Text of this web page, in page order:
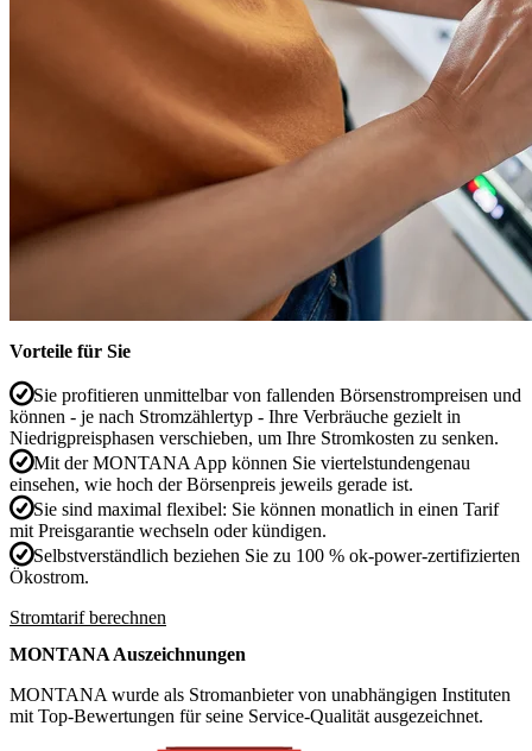
Vorteile für Sie
Sie profitieren unmittelbar von fallenden Börsenstrompreisen und
können - je nach Stromzählertyp - Ihre Verbräuche gezielt in
Niedrigpreisphasen verschieben, um Ihre Stromkosten zu senken.
Mit der MONTANA App können Sie viertelstundengenau
einsehen, wie hoch der Börsenpreis jeweils gerade ist.
Sie sind maximal flexibel: Sie können monatlich in einen Tarif
mit Preisgarantie wechseln oder kündigen.
Selbstverständlich beziehen Sie zu 100 % ok-power-zertifizierten
Ökostrom.
Stromtarif berechnen
MONTANA Auszeichnungen
MONTANA wurde als Stromanbieter von unabhängigen Instituten
mit Top-Bewertungen für seine Service-Qualität ausgezeichnet.